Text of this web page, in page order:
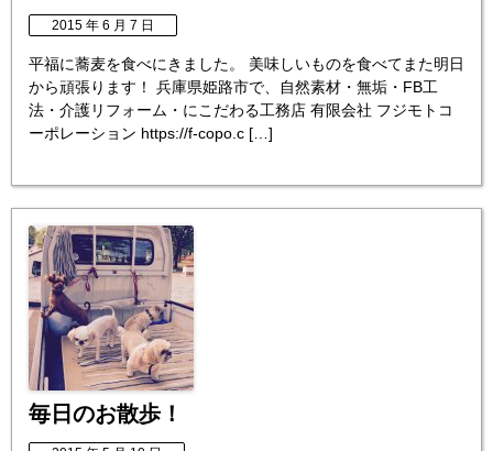
2015 年 6 月 7 日
平福に蕎麦を食べにきました。 美味しいものを食べてまた明日
から頑張ります！ 兵庫県姫路市で、自然素材・無垢・FB工
法・介護リフォーム・にこだわる工務店 有限会社 フジモトコ
ーポレーション https://f-copo.c […]
毎日のお散歩！